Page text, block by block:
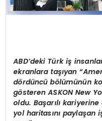
ABD’deki Türk iş
ekranlara taşıyan “
dördüncübölümünün
gösteren ASKON New
oldu. Başarılı kariyerine
yol haritasını paylaşan i